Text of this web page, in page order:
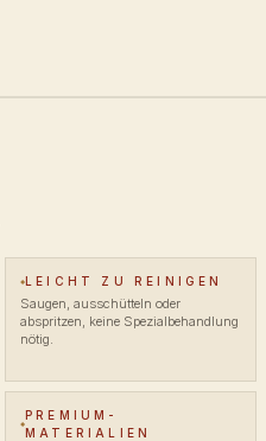
LEICHT ZU REINIGEN
Saugen, ausschütteln oder
abspritzen, keine Spezialbehandlung
nötig.
PREMIUM-
MATERIALIEN